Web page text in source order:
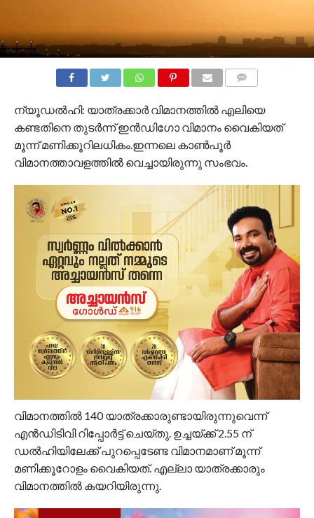
ന്യൂഡൽഹി: യാത്രക്കാർ വിമാനത്തിൽ എലിയെ
കണ്ടതിനെ തുടർന്ന് ഇൻഡിഗോ വിമാനം വൈകിയത്
മൂന്ന് മണിക്കൂറിലധികം.ഇന്നലെ കാൺപൂർ
വിമാനത്താവളത്തിൽ വെച്ചായിരുന്നു സംഭവം.
വിമാനത്തിൽ 140 യാത്രക്കാരുണ്ടായിരുന്നുവെന്ന്
എൻ‌ഡി‌ടി‌വി റിപ്പോർട്ട് ചെയ്തു. ഉച്ചയ്ക്ക് 2.55 ന്
ഡൽഹിയിലേക്ക് പുറപ്പെടേണ്ട വിമാനമാണ് മൂന്ന്
മണിക്കൂറോളം വൈകിയത്. എല്ലാ യാത്രക്കാരും
വിമാനത്തിൽ കയറിയിരുന്നു.